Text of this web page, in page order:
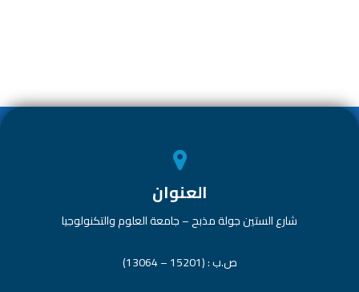
p
العنوان
شارع الستين جولة مذبح – جامعة العلوم والتكنولوجيا
ص.ب : (15201 – 13064)